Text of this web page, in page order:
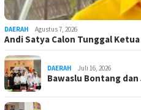
DAERAH Agustus 7, 2026
Andi Satya Calon Tunggal
DAERAH Juli 16, 2026
Bawaslu Bontang